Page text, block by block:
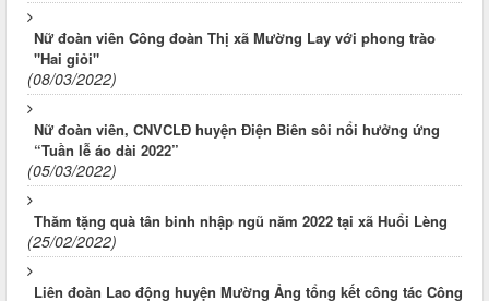
Nữ đoàn viên Công đoàn Thị xã Mường Lay với phong trào
"Hai giỏi"
(08/03/2022)
Nữ đoàn viên, CNVCLĐ huyện Điện Biên sôi nổi hưởng ứng
“Tuần lễ áo dài 2022”
(05/03/2022)
Thăm tặng quà tân binh nhập ngũ năm 2022 tại xã Huổi Lèng
(25/02/2022)
Liên đoàn Lao động huyện Mường Ảng tổng kết công tác Công